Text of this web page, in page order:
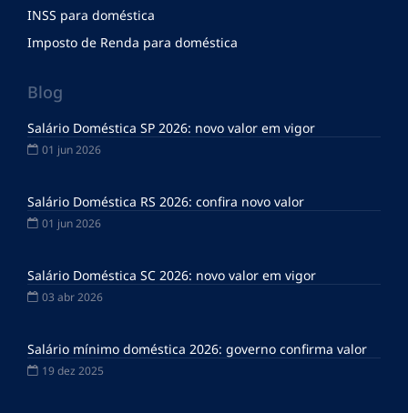
INSS para doméstica
Imposto de Renda para doméstica
Blog
Salário Doméstica SP 2026: novo valor em vigor
01 jun 2026
Salário Doméstica RS 2026: confira novo valor
01 jun 2026
Salário Doméstica SC 2026: novo valor em vigor
03 abr 2026
Salário mínimo doméstica 2026: governo confirma valor
19 dez 2025